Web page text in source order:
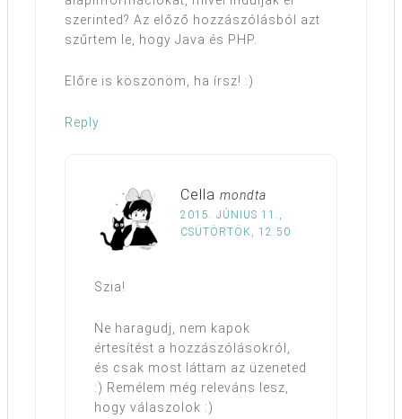
szerinted? Az előző hozzászólásból azt
szűrtem le, hogy Java és PHP.
Előre is köszönöm, ha írsz! :)
Reply
Cella mondta
2015. JÚNIUS 11.,
CSÜTÖRTÖK, 12:50
Szia!
Ne haragudj, nem kapok
értesítést a hozzászólásokról,
és csak most láttam az üzeneted
:) Remélem még releváns lesz,
hogy válaszolok :)